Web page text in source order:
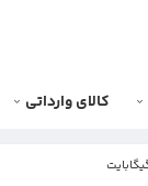
کالای وارداتی